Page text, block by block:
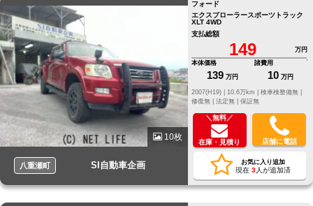
10枚
八重瀬町 SI自動車企画
フォード
エクスプローラースポーツトラック
XLT 4WD
支払総額
149
万円
本体価格
139 万円
諸費用
10 万円
修復無 | 法定無 | 保証無
＼無料／
在庫・見積り 店舗に電話
お気に入り追加
現在 3人が追加済